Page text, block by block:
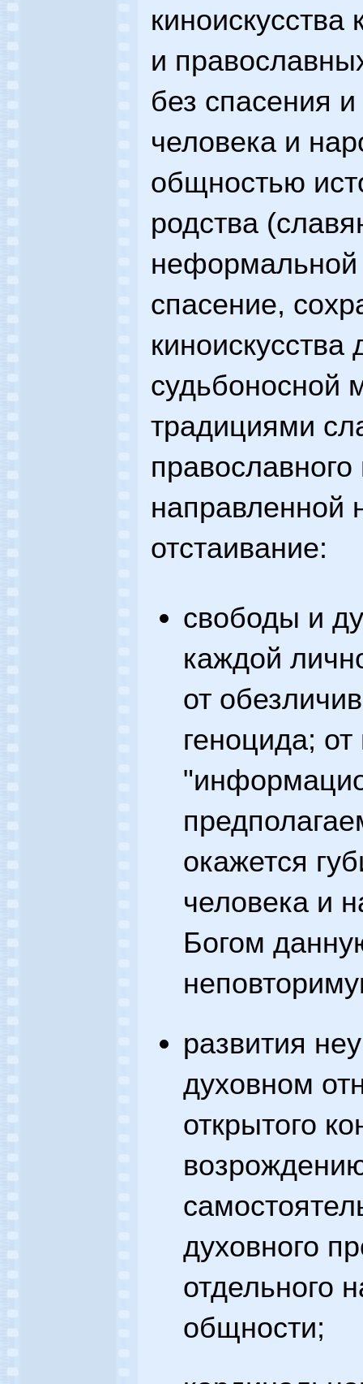
киноискусства
и
без спасения
человека и
общностью
родства
неформальной
спасение,
киноискусства
судьбоносной
традициями
направленной
отстаивание:
свободы и
каждой
от
геноцида;
окажется
человека и
Богом
развития
духовном
открытого
духовного
отдельного
общности;